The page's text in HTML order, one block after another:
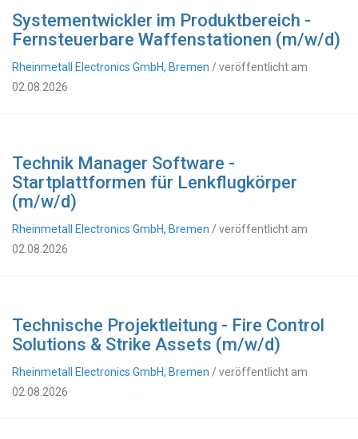
Systementwickler im Produktbereich -
Fernsteuerbare Waffenstationen (m/w/d)
Rheinmetall Electronics GmbH, Bremen / veröffentlicht am
02.08.2026
Technik Manager Software -
Startplattformen für Lenkflugkörper
(m/w/d)
Rheinmetall Electronics GmbH, Bremen / veröffentlicht am
02.08.2026
Technische Projektleitung - Fire Control
Solutions & Strike Assets (m/w/d)
Rheinmetall Electronics GmbH, Bremen / veröffentlicht am
02.08.2026